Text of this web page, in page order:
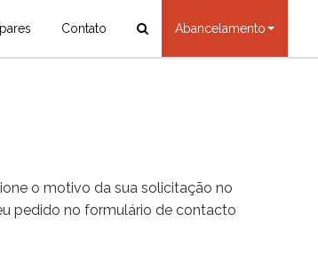
Contato Abancelamento
o motivo da sua solicitação no
pedido no formulário de contacto